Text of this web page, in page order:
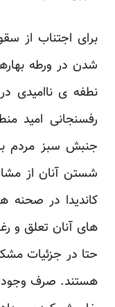
برای اجتناب از
شدن در ورطه
نطفه ی ناامیدی
رفسنجانی امید
جنبش سبز مردم
شستن آنان از
کاندیدا در صحنه
های آنان تعلق و
حتا در جزئیات
هستند. صرف وجود